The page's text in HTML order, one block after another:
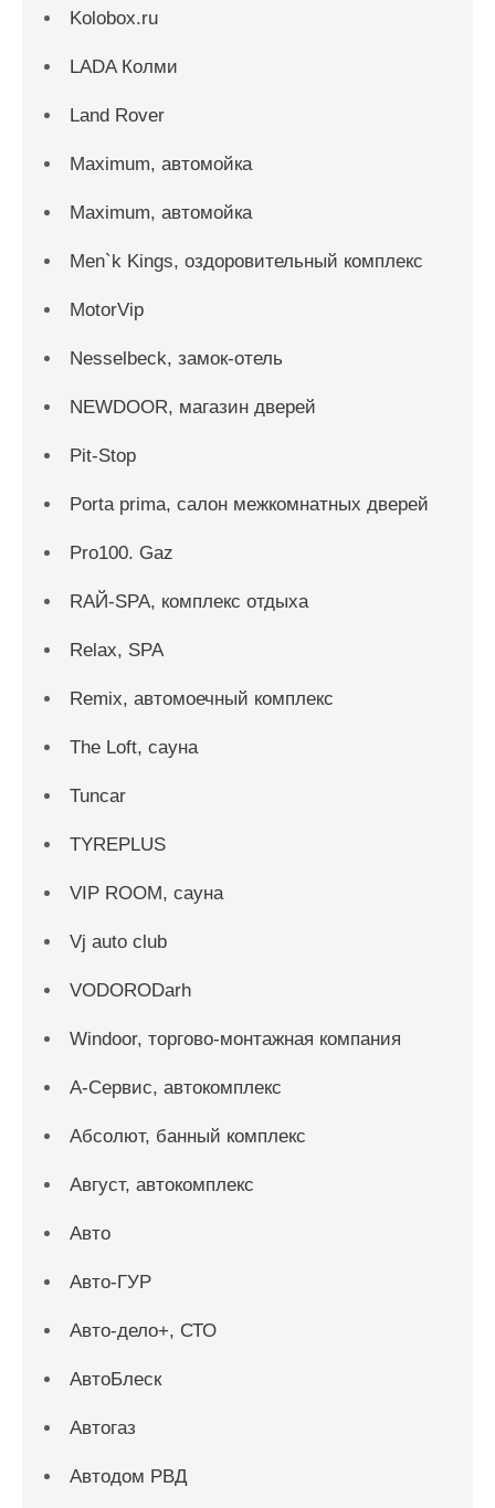
Kolobox.ru
LADA Колми
Land Rover
Maximum, автомойка
Maximum, автомойка
Men`k Kings, оздоровительный комплекс
MotorVip
Nesselbeck, замок-отель
NEWDOOR, магазин дверей
Pit-Stop
Porta prima, салон межкомнатных дверей
Pro100. Gaz
RAЙ-SPA, комплекс отдыха
Relax, SPA
Remix, автомоечный комплекс
The Loft, сауна
Tuncar
TYREPLUS
VIP ROOM, сауна
Vj auto club
VODORODarh
Windoor, торгово-монтажная компания
А-Сервис, автокомплекс
Абсолют, банный комплекс
Август, автокомплекс
Авто
Авто-ГУР
Авто-дело+, СТО
АвтоБлеск
Автогаз
Автодом РВД